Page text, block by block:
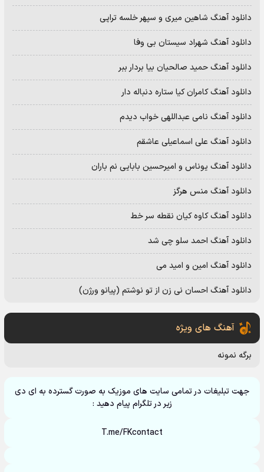
دانلود آهنگ شاهین میری و سپهر خلسه تراپی
دانلود آهنگ شهراد سیستان بی وفا
دانلود آهنگ حمید صالحیان بیا بردار ببر
دانلود آهنگ کامران کیا ستاره دنباله دار
دانلود آهنگ نامی عبداللهی خواب دیدم
دانلود آهنگ علی اسماعیلی عاشقم
دانلود آهنگ یوناس و امیرحسین بابایی نم باران
دانلود آهنگ منس هرگز
دانلود آهنگ کاوه کیان نقطه سر خط
دانلود آهنگ احمد سلو چی شد
دانلود آهنگ امین و امید می
دانلود آهنگ احسان نی زن از تو نوشتم (پیانو ورژن)
آهنگ های ویژه
برگه نمونه
جهت تبلیغات در تمامی سایت های موزیک به صورت گسترده به ای دی
زیر در تلگرام پیام دهید :
T.me/FKcontact